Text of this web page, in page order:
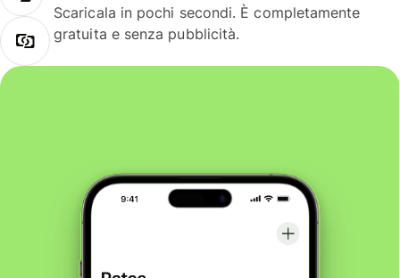
Scaricala in pochi secondi. È completamente
gratuita e senza pubblicità.